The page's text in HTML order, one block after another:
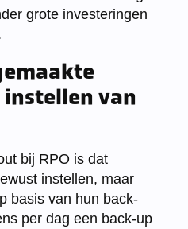
grote investeringen
van
bij RPO is dat
instellen, maar
basis van hun back-
per dag een back-up